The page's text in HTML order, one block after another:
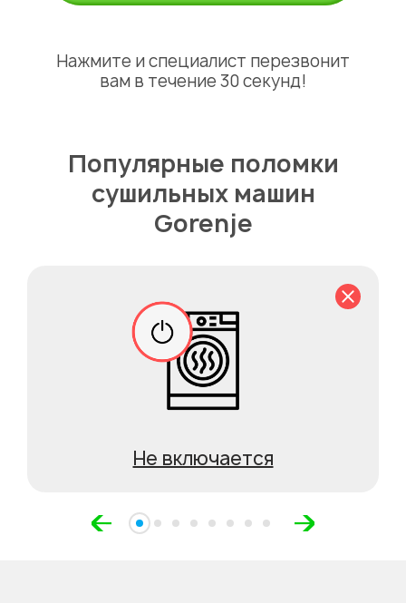
Нажмите и специалист перезвонит
вам в течение 30 секунд!
Популярные поломки
сушильных машин
Gorenje
Не включается